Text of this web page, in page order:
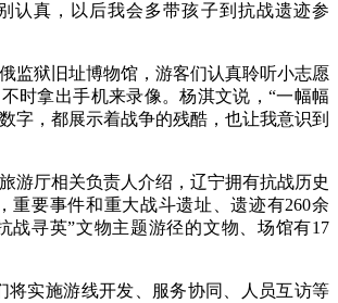
认真，以后我会多带孩子到抗战遗迹参
狱旧址博物馆，游客们认真聆听小志愿
时拿出手机来录像。杨淇文说，“一幅幅
字，都展示着战争的残酷，也让我意识到
厅相关负责人介绍，辽宁拥有抗战历史
重要事件和重大战斗遗址、遗迹有260余
战寻英”文物主题游径的文物、场馆有17
实施游线开发、服务协同、人员互访等